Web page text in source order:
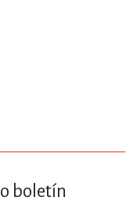
boletín